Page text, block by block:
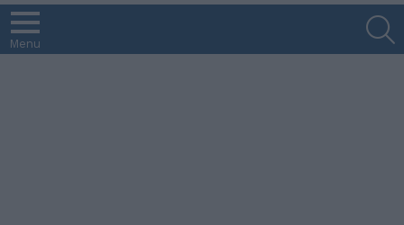
Menu